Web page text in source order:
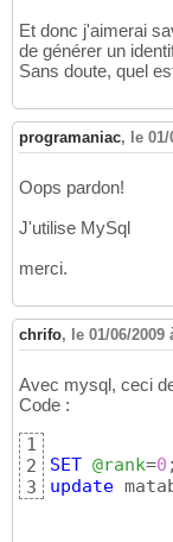
Et donc j'aimerai
de générer un
Sans doute, quel
programaniac, le
Oops pardon!
J'utilise MySql
merci.
chrifo, le 01/06/2009
Avec mysql, ceci
Code :
1
2
3
SET @rank=0
update